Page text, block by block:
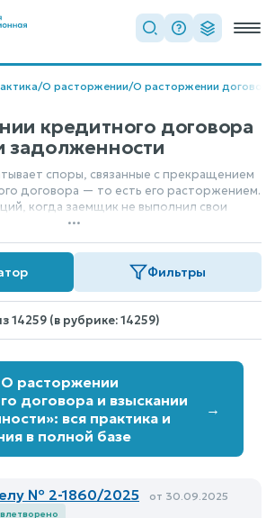
/О расторжении/О расторжении
кредитного договора
задолженности
споры, связанные с прекращением
договора — то есть его расторжением.
когда заемщик не выполнил свои
идет о законных механизмах
имеющейся задолженности. В
различные аспекты
судебные издержки, а также случаи, когда
через наследство или заложенное
...
Фильтры
14259 (в рубрике: 14259)
расторжении
договора и взыскании
вся практика и
в полной базе
→
№ 2-1860/2025 от 30.09.2025